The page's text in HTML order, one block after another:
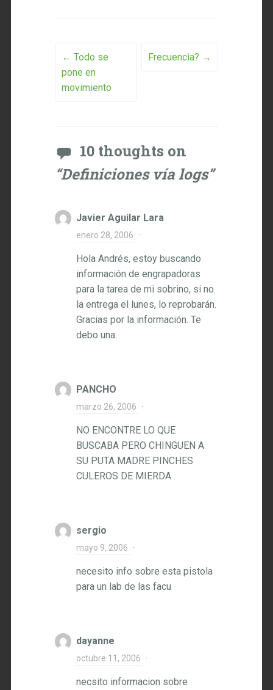
Post navigation
← Todo se
pone en
movimiento
Frecuencia? →
10 thoughts on
“Definiciones vía logs”
Javier Aguilar Lara
enero 28, 2006 ·
Hola Andrés, estoy buscando
información de engrapadoras
para la tarea de mi sobrino, si no
la entrega el lunes, lo reprobarán.
Gracias por la información. Te
debo una.
PANCHO
marzo 26, 2006 ·
NO ENCONTRE LO QUE
BUSCABA PERO CHINGUEN A
SU PUTA MADRE PINCHES
CULEROS DE MIERDA
sergio
mayo 9, 2006 ·
necesito info sobre esta pistola
para un lab de las facu
dayanne
octubre 11, 2006 ·
necsito informacion sobre